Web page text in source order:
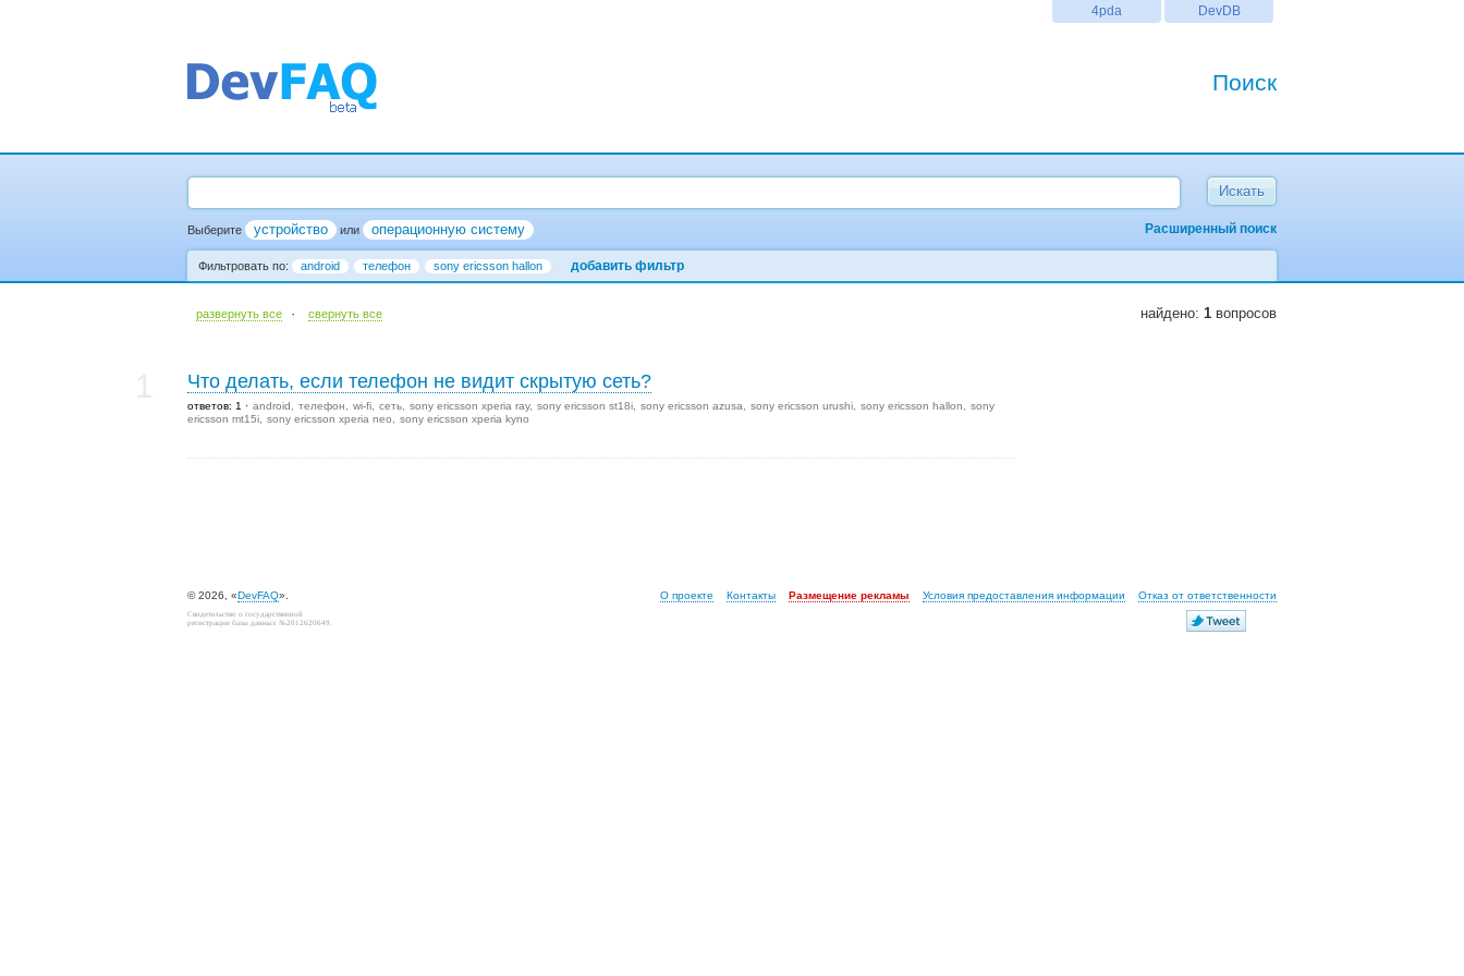
DevDB
4pda
Поиск
Выберите устройство Расширенный поиск
или операционную систему
Фильтровать по: android телефон sony ericsson hallon добавить фильтр
развернуть все · cвернуть все найдено: 1 вопросов
Что делать, если телефон не видит скрытую сеть?
ответов: 1 android телефон wi-fi сеть sony ericsson xperia ray sony ericsson st18i sony ericsson azusa sony ericsson urushi sony ericsson hallon
sony
ericsson mt15i
sony ericsson xperia neo sony ericsson xperia kyno
© 2026, «DevFAQ». О проекте Контакты Размещение рекламы Условия предоставления информации Отказ от ответственности
Свидетельство о государственной
регистрации базы данных №2012620649.